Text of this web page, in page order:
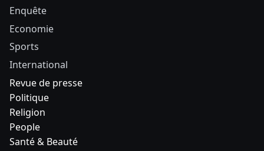
Enquête
Economie
Sports
International
Revue de presse
Politique
Religion
People
Santé & Beauté